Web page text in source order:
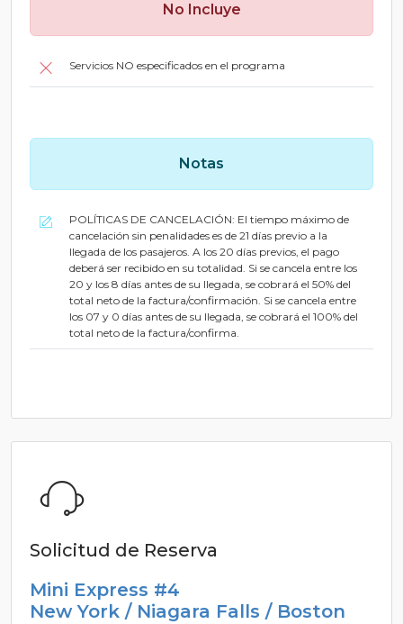
No Incluye
Servicios NO especificados en el programa
Notas
POLÍTICAS DE CANCELACIÓN: El tiempo máximo de
cancelación sin penalidades es de 21 días previo a la
llegada de los pasajeros. A los 20 días previos, el pago
deberá ser recibido en su totalidad. Si se cancela entre los
20 y los 8 días antes de su llegada, se cobrará el 50% del
total neto de la factura/confirmación. Si se cancela entre
los 07 y 0 días antes de su llegada, se cobrará el 100% del
total neto de la factura/confirma.
Solicitud de Reserva
Mini Express #4
New York / Niagara Falls / Boston